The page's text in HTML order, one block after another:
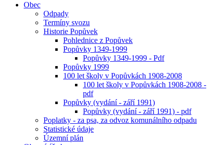
Obec
Odpady
Termíny svozu
Historie Popůvek
Pohlednice z Popůvek
Popůvky 1349-1999
Popůvky 1349-1999 - Pdf
Popůvky 1999
100 let školy v Popůvkách 1908-2008
100 let školy v Popůvkách 1908-2008 -
pdf
Popůvky (vydání - září 1991)
Popůvky (vydání - září 1991) - pdf
Poplatky - za psa, za odvoz komunálního odpadu
Statistické údaje
Územní plán